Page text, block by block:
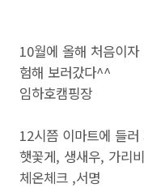
10월에 올해 처음이
험해 보러갔다^^
임하호캠핑장
12시쯤 이마트에 들러
햇꽃게, 생새우, 가리
체온체크 ,서명